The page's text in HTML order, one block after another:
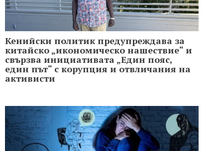
Кенийски политик предупреждава за
китайско „икономическо нашествие“ и
свързва инициативата „Един пояс,
един път“ с корупция и отвличания на
активисти